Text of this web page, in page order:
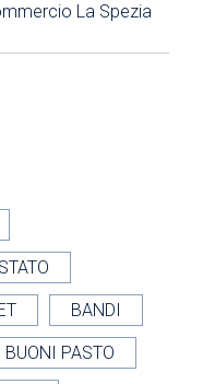
La Spezia
BANDI
BUONI PASTO